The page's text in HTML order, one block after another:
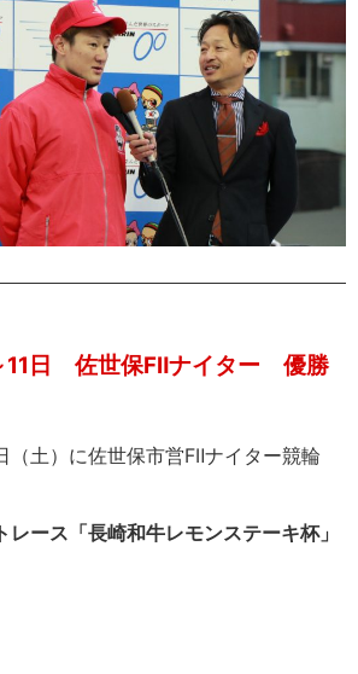
日 佐世保FⅡナイター 優勝
（土）に佐世保市営FⅡナイター競輪
ース「長崎和牛レモンステーキ杯」